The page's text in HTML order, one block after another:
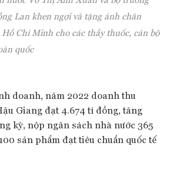
Lan khen ngợi và tặng ảnh chân
Chí Minh cho các thầy thuốc, cán bộ
quốc
doanh, năm 2022 doanh thu
Giang đạt 4.674 tỉ đồng, tăng
kỳ, nộp ngân sách nhà nước 365
sản phẩm đạt tiêu chuẩn quốc tế